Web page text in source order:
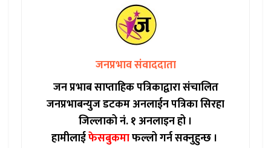
जनप्रभाव संवाददाता
जन प्रभाब साप्ताहिक पत्रिकाद्वारा संचालित
जनप्रभाबन्युज डटकम अनलाईन पत्रिका सिरहा
जिल्लाको नं. १ अनलाइन हो ।
हामीलाईफेसबुकमाफल्लो गर्न सक्नुहुन्छ ।